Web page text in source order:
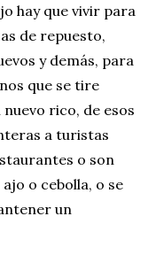
hay que vivir para
de repuesto,
y demás, para
que se tire
rico, de esos
a turistas
o son
o cebolla, o se
un